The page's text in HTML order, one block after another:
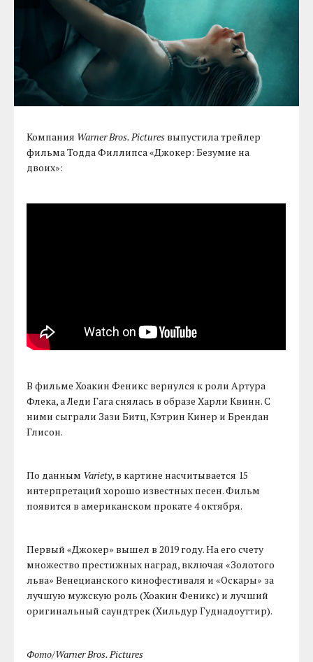
Компания Warner Bros. Pictures выпустила трейлер
фильма Тодда Филлипса «Джокер: Безумие на
двоих»:
В фильме Хоакин Феникс вернулся к роли Артура
Флека, а Леди Гага снялась в образе Харли Квинн. С
ними сыграли Зази Битц, Кэтрин Кинер и Брендан
Глисон.
По данным Variety, в картине насчитывается 15
интерпретаций хорошо известных песен. Фильм
появится в американском прокате 4 октября.
Первый «Джокер» вышел в 2019 году. На его счету
множество престижных наград, включая «Золотого
льва» Венецианского кинофестиваля и «Оскары» за
лучшую мужскую роль (Хоакин Феникс) и лучший
оригинальный саундтрек (Хильдур Гуднадоуттир).
Фото/Warner Bros. Pictures